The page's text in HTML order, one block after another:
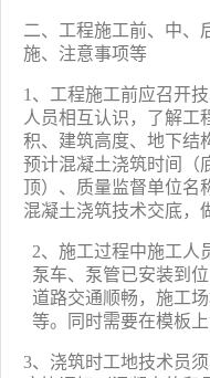
二、工程施工前、中、
施、注意事项等
1 、工程施工前应召开
人员相互认识，了解工
积、建筑高度、地下结
预计混凝土浇筑时间（
顶）、质量监督单位
混凝土浇筑技术交底，
2、施工过程中施工人
泵车、泵管已安装到
道路交通顺畅，施工
等。同时需要在模板
3、浇筑时工地技术员